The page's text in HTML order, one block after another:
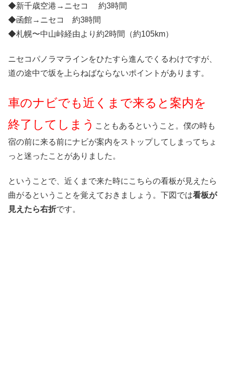
◆新千歳空港→ニセコ 約3時間
◆函館→ニセコ 約3時間
◆札幌〜中山峠経由より約2時間（約105km）
ニセコパノラマラインをひたすら進んでくるわけですが、
道の途中で坂を上らねばならないポイントがあります。
車のナビでも近くまで来ると案内を
終了してしまう こともあるということ。僕の時も
宿の前に来る前にナビが案内をストップしてしまってちょ
っと迷ったことがありました。
ということで、近くまで来た時にこちらの看板が見えたら
曲がるということを覚えておきましょう。下図では看板が
見えたら右折です。